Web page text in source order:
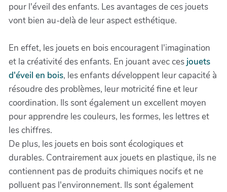
pour l'éveil des enfants. Les avantages de ces jouets
vont bien au-delà de leur aspect esthétique.
En effet, les jouets en bois encouragent l'imagination
et la créativité des enfants. En jouant avec ces jouets
d'éveil en bois, les enfants développent leur capacité à
résoudre des problèmes, leur motricité fine et leur
coordination. Ils sont également un excellent moyen
pour apprendre les couleurs, les formes, les lettres et
les chiffres.
De plus, les jouets en bois sont écologiques et
durables. Contrairement aux jouets en plastique, ils ne
contiennent pas de produits chimiques nocifs et ne
polluent pas l'environnement. Ils sont également